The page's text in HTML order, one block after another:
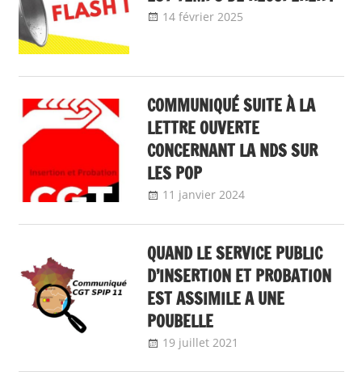
14 février 2025
COMMUNIQUÉ SUITE À LA
LETTRE OUVERTE
CONCERNANT LA NDS SUR
LES POP
11 janvier 2024
QUAND LE SERVICE PUBLIC
D’INSERTION ET PROBATION
EST ASSIMILE A UNE
POUBELLE
19 juillet 2021